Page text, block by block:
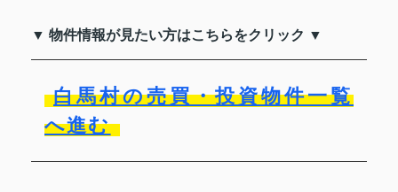
▼ 物件情報が見たい方はこちらをクリック ▼
白馬村の売買・投資物件一覧
へ進む